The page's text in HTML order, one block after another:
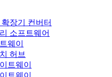
확장기 컨버터
소프트웨어
웨이
허브
트웨이